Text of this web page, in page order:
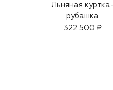
Льняная куртка-
рубашка
322 500 ₽